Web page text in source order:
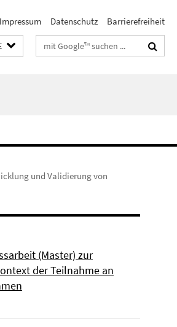
Impressum Datenschutz Barrierefreiheit
Suchbegriffe
und Validierung von
(Master) zur
der Teilnahme an